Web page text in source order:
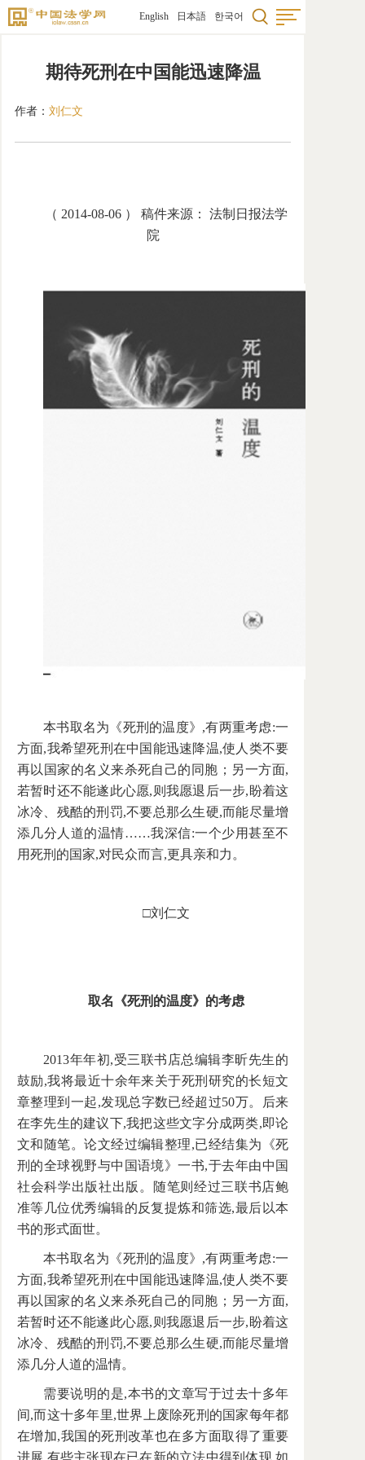
English 日本語 한국어
期待死刑在中国能迅速降温
作者： 刘仁文
（ 2014-08-06 ） 稿件来源： 法制日报法学
院
本书取名为《死刑的温度》,有两重考虑:一
方面,我希望死刑在中国能迅速降温,使人类不要
再以国家的名义来杀死自己的同胞；另一方面,
若暂时还不能遂此心愿,则我愿退后一步,盼着这
冰冷、残酷的刑罚,不要总那么生硬,而能尽量增
添几分人道的温情……我深信:一个少用甚至不
用死刑的国家,对民众而言,更具亲和力。
□刘仁文
取名《死刑的温度》的考虑
2013年年初,受三联书店总编辑李昕先生的
鼓励,我将最近十余年来关于死刑研究的长短文
章整理到一起,发现总字数已经超过50万。后来
在李先生的建议下,我把这些文字分成两类,即论
文和随笔。论文经过编辑整理,已经结集为《死
刑的全球视野与中国语境》一书,于去年由中国
社会科学出版社出版。随笔则经过三联书店鲍
准等几位优秀编辑的反复提炼和筛选,最后以本
书的形式面世。
本书取名为《死刑的温度》,有两重考虑:一
方面,我希望死刑在中国能迅速降温,使人类不要
再以国家的名义来杀死自己的同胞；另一方面,
若暂时还不能遂此心愿,则我愿退后一步,盼着这
冰冷、残酷的刑罚,不要总那么生硬,而能尽量增
添几分人道的温情。
需要说明的是,本书的文章写于过去十多年
间,而这十多年里,世界上废除死刑的国家每年都
在增加,我国的死刑改革也在多方面取得了重要